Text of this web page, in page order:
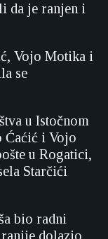
da je ranjen i
Vojo Motika i
se
u Istočnom
Ćaćić i Vojo
u Rogatici,
Starčići
bio radni
dolazio